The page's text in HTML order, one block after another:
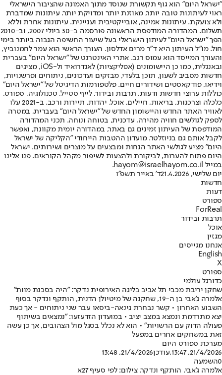
"ישראל היום" הוא גוף תקשורת שנוסד מתוך האמונה שהציבור הישראלי
ראוי לעיתונות טובה יותר, מאוזנת יותר ומדויקת יותר. עיתונות שמדברת
ולא צועקת. עיתונות אמינה, אובייקטיבית ועניינית. עיתונות אחרת וללא
תשלום. המהדורה המודפסת הראשונה פורסמה ב-30 ביולי 2007, וב-2010
הפך "ישראל היום" לעיתון הישראלי בעל שיעור החשיפה הגבוה ביותר בימי
חול. מו"ל העיתון היא ד"ר מרים אדלסון. העורך הראשי הוא עמר לחמנוביץ,
והעורך המייסד הוא עמוס רגב. אתרי האינטרנט של "ישראל היום" בעברית
ובאנגלית, כמו כן היישומונים (אפליקציות) לאנדרואיד ול-iOS, מציגים
חדשות מסביב לשעון, תוכן בלעדי, מבזקים ועדכונים, ניתוחים ופרשנויות,
וידיאו, פודקאסטים ושידורים חיים. פלטפורמות הדיגיטל של "ישראל היום"
כוללות ערוצי חדשות ודעות, תרבות ובידור, לייף סטייל, טכנולוגיה, ספורט,
כלכלה וצרכנות, בריאות, חיילים, אוכל, יהדות, תיירות ורכב. ב-2021 עלו
לאוויר האתר החדש והיישומון החדש של "ישראל היום" בעברית, במטרה
לספק לגולשים חוויה מהירה, עדכנית, בטוחה ונוחה. תכני המהדורה
המודפסת של העיתון זמינים גם באתר, במהדורה יומית מקוונת, ואפשר
לקבל אותם גם בניוזלטר. מועדון ההטבות הייחודי "הקליקה של ישראל
היום" מציע לגולשי האתר הנחות ומבצעים על מוצרים ושירותים. ישראל
היום פתוח להערות, לביקורת ולהצעות לשיפור מקהל הקוראים. פנו אלינו
במייל hayom@israelhayom.co.il.
יום שלישי, 21.4.2026
ד' באייר תשפ"ו
חדשות
דעות
ספורט
ForReal
תרבות ובידור
אוכל
מגזין
אנחנו מגייסים
English
X
ספורט
כדורגל עולמי
שחקן יריבת מכבי תל אביב בליגה האירופית נדקר: "היה בסכנת מוות"
אלמרה ג'אבי בן ה-19, שחקנה של מיטיולן הדנית, הותקף ונדקר בסוף
השבוע האחרון • קשר נבחרת גינאה-ביסאו עבר שני ניתוחים - אך כעת
יצא מתרדמת ונמצא במצב יציב • במועדון הזדעזעו: "נמצאים בשיתוף
פעולה הדוק עם הרשויות" • הוא לא נכלל בסגל מול הצהובים, אך כן עשה
זאת במשחקים אחרים במפעל
מערכת ספורט היום
21/4/2026, 13:47
,עודכן21/4/2026, 13:48
0השמעה
אלמרה ג'אבי. הותקף ונדקר. צילום: לפי סעיף 27א